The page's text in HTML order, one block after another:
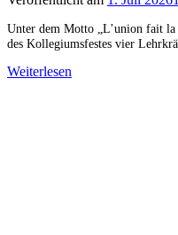
Unter dem Motto „L’union fait
des Kollegiumsfestes vier
Weiterlesen